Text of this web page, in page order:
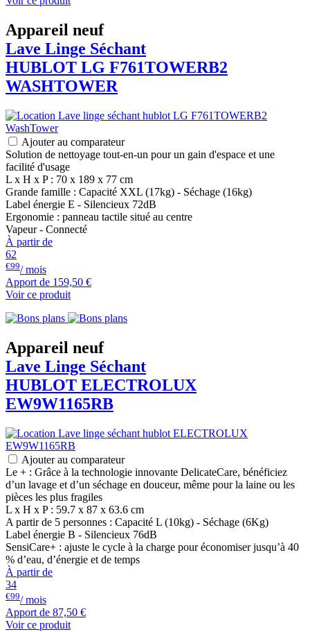
Appareil neuf
Lave Linge Séchant
HUBLOT LG F761TOWERB2
WASHTOWER
Ajouter au comparateur
Solution de nettoyage tout-en-un pour un gain d'espace et une
facilité d'usage
L x H x P : 70 x 189 x 77 cm
Grande famille : Capacité XXL (17kg) - Séchage (16kg)
Label énergie E - Silencieux 72dB
Ergonomie : panneau tactile situé au centre
Vapeur - Connecté
À partir de
62
€99/ mois
Apport de 159,50 €
Voir ce produit
Appareil neuf
Lave Linge Séchant
HUBLOT ELECTROLUX
EW9W1165RB
Ajouter au comparateur
Le + : Grâce à la technologie innovante DelicateCare, bénéficiez
d’un lavage et d’un séchage en douceur, même pour la laine ou les
pièces les plus fragiles
L x H x P : 59.7 x 87 x 63.6 cm
A partir de 5 personnes : Capacité L (10kg) - Séchage (6Kg)
Label énergie B - Silencieux 76dB
SensiCare+ : ajuste le cycle à la charge pour économiser jusqu’à 40
% d’eau, d’énergie et de temps
À partir de
34
€99/ mois
Apport de 87,50 €
Voir ce produit